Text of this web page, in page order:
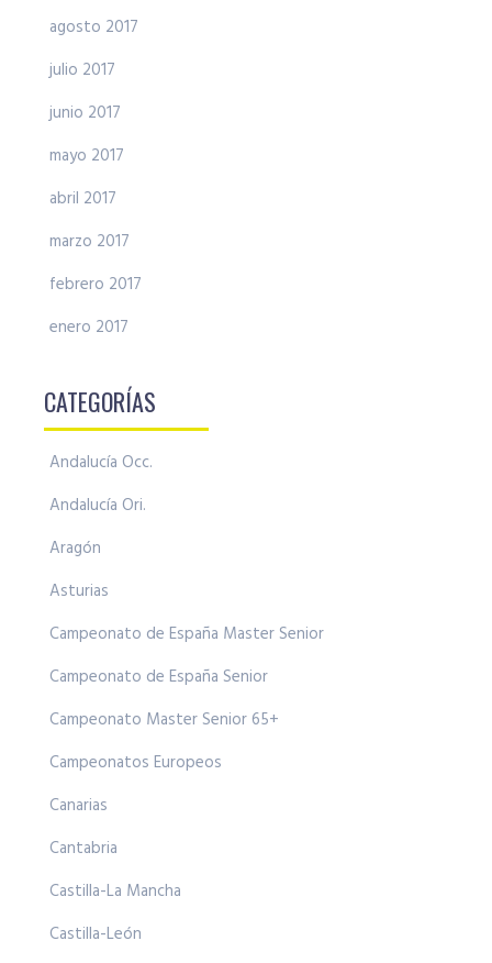
agosto 2017
julio 2017
junio 2017
mayo 2017
abril 2017
marzo 2017
febrero 2017
enero 2017
CATEGORÍAS
Andalucía Occ.
Andalucía Ori.
Aragón
Asturias
Campeonato de España Master Senior
Campeonato de España Senior
Campeonato Master Senior 65+
Campeonatos Europeos
Canarias
Cantabria
Castilla-La Mancha
Castilla-León